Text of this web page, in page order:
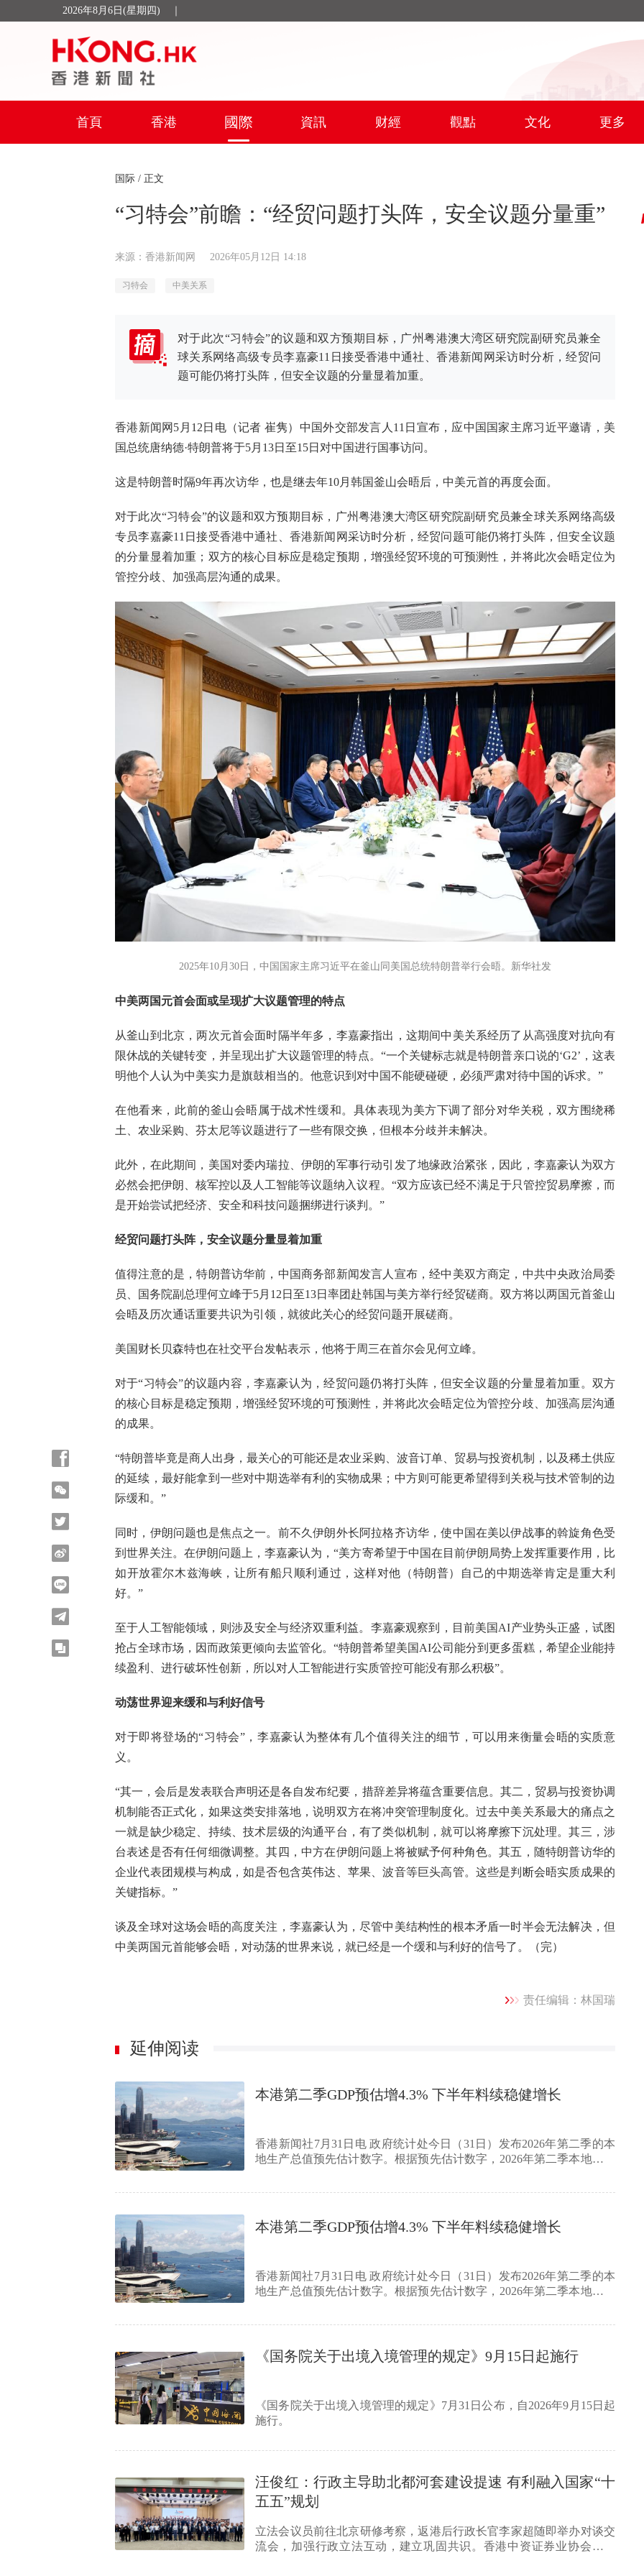
2026年8月6日(星期四)
首頁 香港 國際 資訊 财經 觀點 文化 更多
国际 / 正文
“习特会”前瞻：“经贸问题打头阵，安全议题分量重”
来源：香港新闻网 2026年05月12日 14:18
习特会 中美关系
对于此次“习特会”的议题和双方预期目标，广州粤港澳大湾区研究院副研究员兼全
球关系网络高级专员李嘉豪11日接受香港中通社、香港新闻网采访时分析，经贸问
题可能仍将打头阵，但安全议题的分量显着加重。
香港新闻网5月12日电（记者 崔隽）中国外交部发言人11日宣布，应中国国家主席习近平邀请，美
国总统唐纳德·特朗普将于5月13日至15日对中国进行国事访问。
这是特朗普时隔9年再次访华，也是继去年10月韩国釜山会晤后，中美元首的再度会面。
对于此次“习特会”的议题和双方预期目标，广州粤港澳大湾区研究院副研究员兼全球关系网络高级
专员李嘉豪11日接受香港中通社、香港新闻网采访时分析，经贸问题可能仍将打头阵，但安全议题
的分量显着加重；双方的核心目标应是稳定预期，增强经贸环境的可预测性，并将此次会晤定位为
管控分歧、加强高层沟通的成果。
2025年10月30日，中国国家主席习近平在釜山同美国总统特朗普举行会晤。新华社发
中美两国元首会面或呈现扩大议题管理的特点
从釜山到北京，两次元首会面时隔半年多，李嘉豪指出，这期间中美关系经历了从高强度对抗向有
限休战的关键转变，并呈现出扩大议题管理的特点。“一个关键标志就是特朗普亲口说的‘G2’，这表
明他个人认为中美实力是旗鼓相当的。他意识到对中国不能硬碰硬，必须严肃对待中国的诉求。”
在他看来，此前的釜山会晤属于战术性缓和。具体表现为美方下调了部分对华关税，双方围绕稀
土、农业采购、芬太尼等议题进行了一些有限交换，但根本分歧并未解决。
此外，在此期间，美国对委内瑞拉、伊朗的军事行动引发了地缘政治紧张，因此，李嘉豪认为双方
必然会把伊朗、核军控以及人工智能等议题纳入议程。“双方应该已经不满足于只管控贸易摩擦，而
是开始尝试把经济、安全和科技问题捆绑进行谈判。”
经贸问题打头阵，安全议题分量显着加重
值得注意的是，特朗普访华前，中国商务部新闻发言人宣布，经中美双方商定，中共中央政治局委
员、国务院副总理何立峰于5月12日至13日率团赴韩国与美方举行经贸磋商。双方将以两国元首釜山
会晤及历次通话重要共识为引领，就彼此关心的经贸问题开展磋商。
美国财长贝森特也在社交平台发帖表示，他将于周三在首尔会见何立峰。
对于“习特会”的议题内容，李嘉豪认为，经贸问题仍将打头阵，但安全议题的分量显着加重。双方
的核心目标是稳定预期，增强经贸环境的可预测性，并将此次会晤定位为管控分歧、加强高层沟通
的成果。
“特朗普毕竟是商人出身，最关心的可能还是农业采购、波音订单、贸易与投资机制，以及稀土供应
的延续，最好能拿到一些对中期选举有利的实物成果；中方则可能更希望得到关税与技术管制的边
际缓和。”
同时，伊朗问题也是焦点之一。前不久伊朗外长阿拉格齐访华，使中国在美以伊战事的斡旋角色受
到世界关注。在伊朗问题上，李嘉豪认为，“美方寄希望于中国在目前伊朗局势上发挥重要作用，比
如开放霍尔木兹海峡，让所有船只顺利通过，这样对他（特朗普）自己的中期选举肯定是重大利
好。”
至于人工智能领域，则涉及安全与经济双重利益。李嘉豪观察到，目前美国AI产业势头正盛，试图
抢占全球市场，因而政策更倾向去监管化。“特朗普希望美国AI公司能分到更多蛋糕，希望企业能持
续盈利、进行破坏性创新，所以对人工智能进行实质管控可能没有那么积极”。
动荡世界迎来缓和与利好信号
对于即将登场的“习特会”，李嘉豪认为整体有几个值得关注的细节，可以用来衡量会晤的实质意
义。
“其一，会后是发表联合声明还是各自发布纪要，措辞差异将蕴含重要信息。其二，贸易与投资协调
机制能否正式化，如果这类安排落地，说明双方在将冲突管理制度化。过去中美关系最大的痛点之
一就是缺少稳定、持续、技术层级的沟通平台，有了类似机制，就可以将摩擦下沉处理。其三，涉
台表述是否有任何细微调整。其四，中方在伊朗问题上将被赋予何种角色。其五，随特朗普访华的
企业代表团规模与构成，如是否包含英伟达、苹果、波音等巨头高管。这些是判断会晤实质成果的
关键指标。”
谈及全球对这场会晤的高度关注，李嘉豪认为，尽管中美结构性的根本矛盾一时半会无法解决，但
中美两国元首能够会晤，对动荡的世界来说，就已经是一个缓和与利好的信号了。（完）
责任编辑：林国瑞
延伸阅读
本港第二季GDP预估增4.3% 下半年料续稳健增长
香港新闻社7月31日电 政府统计处今日（31日）发布2026年第二季的本
地生产总值预先估计数字。根据预先估计数字，2026年第二季本地生产
本港第二季GDP预估增4.3% 下半年料续稳健增长
香港新闻社7月31日电 政府统计处今日（31日）发布2026年第二季的本
地生产总值预先估计数字。根据预先估计数字，2026年第二季本地生产
《国务院关于出境入境管理的规定》9月15日起施行
《国务院关于出境入境管理的规定》7月31日公布，自2026年9月15日起
施行。
汪俊红：行政主导助北都河套建设提速 有利融入国家“十
五五”规划
立法会议员前往北京研修考察，返港后行政长官李家超随即举办对谈交
流会，加强行政立法互动，建立巩固共识。香港中资证券业协会副会